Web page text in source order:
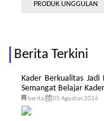
PRODUK UNGGULAN
Berita Terkini
Kader Berkualitas Jadi
Semangat Belajar
berita 05 Agustus 2026